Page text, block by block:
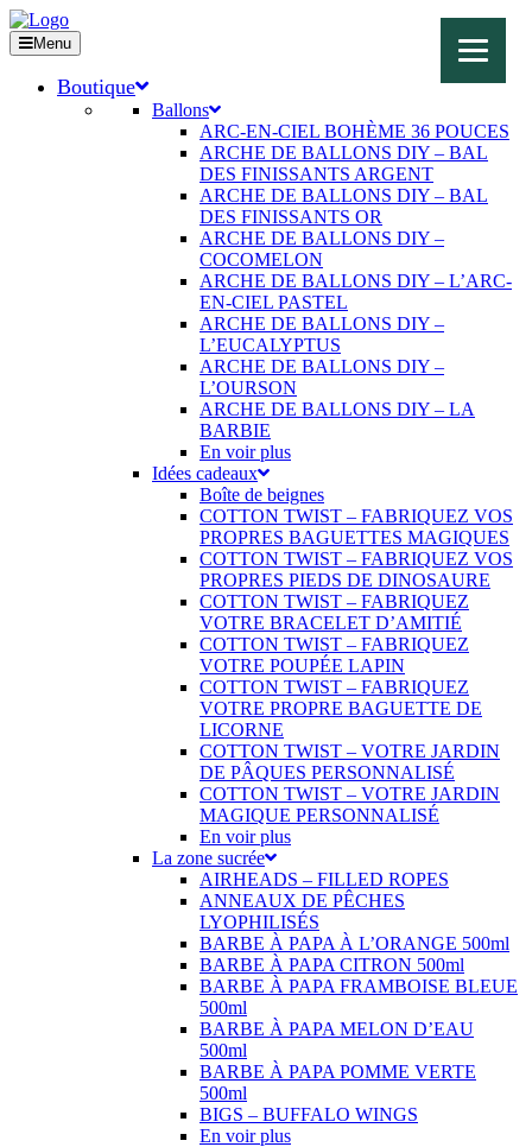
Menu
Boutique
Ballons
ARC-EN-CIEL BOHÈME 36 POUCES
ARCHE DE BALLONS DIY – BAL
DES FINISSANTS ARGENT
ARCHE DE BALLONS DIY – BAL
DES FINISSANTS OR
ARCHE DE BALLONS DIY –
COCOMELON
ARCHE DE BALLONS DIY – L’ARC-
EN-CIEL PASTEL
ARCHE DE BALLONS DIY –
L’EUCALYPTUS
ARCHE DE BALLONS DIY –
L’OURSON
ARCHE DE BALLONS DIY – LA
BARBIE
En voir plus
Idées cadeaux
Boîte de beignes
COTTON TWIST – FABRIQUEZ VOS
PROPRES BAGUETTES MAGIQUES
COTTON TWIST – FABRIQUEZ VOS
PROPRES PIEDS DE DINOSAURE
COTTON TWIST – FABRIQUEZ
VOTRE BRACELET D’AMITIÉ
COTTON TWIST – FABRIQUEZ
VOTRE POUPÉE LAPIN
COTTON TWIST – FABRIQUEZ
VOTRE PROPRE BAGUETTE DE
LICORNE
COTTON TWIST – VOTRE JARDIN
DE PÂQUES PERSONNALISÉ
COTTON TWIST – VOTRE JARDIN
MAGIQUE PERSONNALISÉ
En voir plus
La zone sucrée
AIRHEADS – FILLED ROPES
ANNEAUX DE PÊCHES
LYOPHILISÉS
BARBE À PAPA À L’ORANGE 500ml
BARBE À PAPA CITRON 500ml
BARBE À PAPA FRAMBOISE BLEUE
500ml
BARBE À PAPA MELON D’EAU
500ml
BARBE À PAPA POMME VERTE
500ml
BIGS – BUFFALO WINGS
En voir plus